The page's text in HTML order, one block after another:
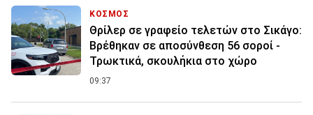
ΚΟΣΜΟΣ
Θρίλερ σε γραφείο τελετών στο Σικάγο:
Βρέθηκαν σε αποσύνθεση 56 σοροί -
Τρωκτικά, σκουλήκια στο χώρο
09:37